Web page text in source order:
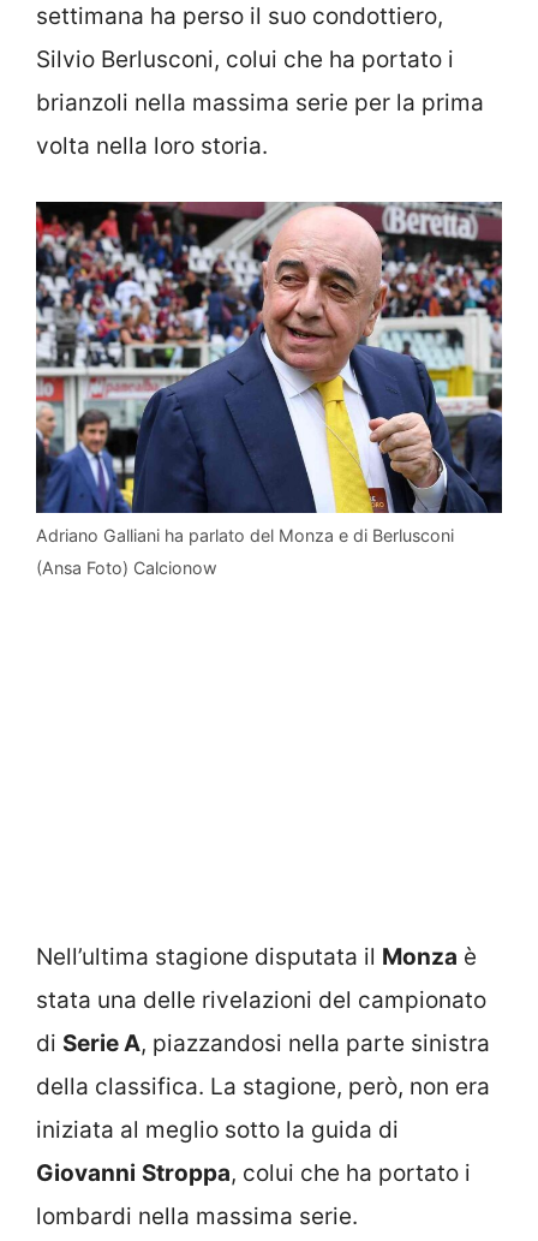
settimana ha perso il suo condottiero,
Silvio Berlusconi, colui che ha portato i
brianzoli nella massima serie per la prima
volta nella loro storia.
Adriano Galliani ha parlato del Monza e di Berlusconi
(Ansa Foto) Calcionow
Nell’ultima stagione disputata il Monza è
stata una delle rivelazioni del campionato
di Serie A, piazzandosi nella parte sinistra
della classifica. La stagione, però, non era
iniziata al meglio sotto la guida di
Giovanni Stroppa, colui che ha portato i
lombardi nella massima serie.